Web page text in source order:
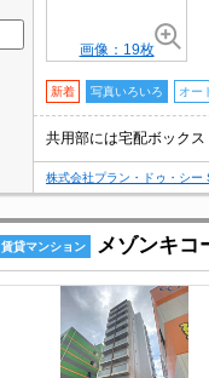
画像：19枚
新着 写真いろいろ オー
株式会社プラン・ドゥ・シー
賃貸マンション メゾンキコ